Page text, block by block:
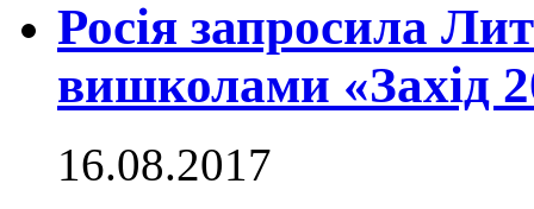
Росія запросила
вишколами «Захід
16.08.2017